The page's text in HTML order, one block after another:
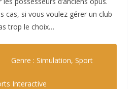
cas, si vous voulez gérer un club
trop le choix…
Genre : Simulation, Sport
Interactive